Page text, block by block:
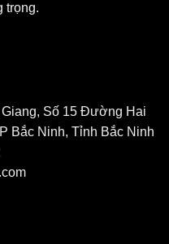
trọng.
Số 15 Đường Hai
Bắc Ninh, Tỉnh Bắc Ninh